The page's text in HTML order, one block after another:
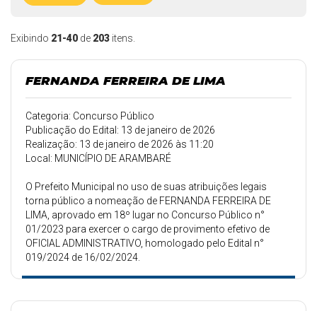
Exibindo 21-40 de 203 itens.
FERNANDA FERREIRA DE LIMA
Categoria: Concurso Público
Publicação do Edital: 13 de janeiro de 2026
Realização: 13 de janeiro de 2026 às 11:20
Local: MUNICÍPIO DE ARAMBARÉ
O Prefeito Municipal no uso de suas atribuições legais
torna público a nomeação de FERNANDA FERREIRA DE
LIMA, aprovado em 18º lugar no Concurso Público n°
01/2023 para exercer o cargo de provimento efetivo de
OFICIAL ADMINISTRATIVO, homologado pelo Edital n°
019/2024 de 16/02/2024.